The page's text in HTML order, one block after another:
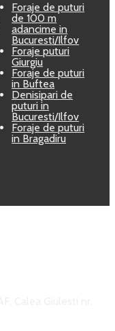
Foraje de puturi
de 100 m
adancime in
Bucuresti/Ilfov
Foraje puturi
Giurgiu
Foraje de puturi
in Buftea
Denisipari de
puturi in
Bucuresti/Ilfov
Foraje de puturi
in Bragadiru